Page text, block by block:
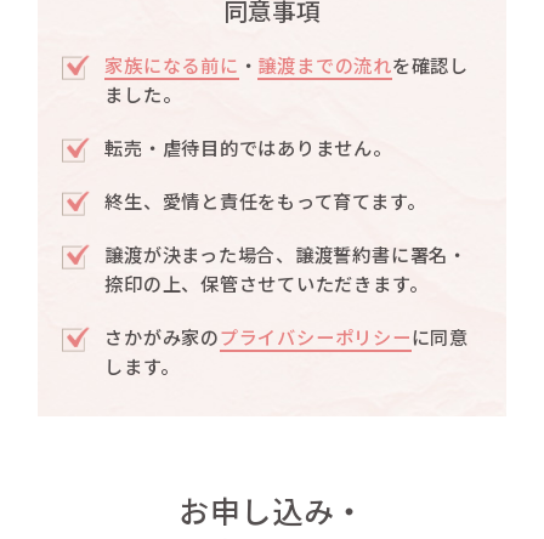
同意事項
家族になる前に ・ 譲渡までの流れを確認し
ました。
転売・虐待目的ではありません。
終生、愛情と責任をもって育てます。
譲渡が決まった場合、譲渡誓約書に署名・
捺印の上、保管させていただきます。
さかがみ家のプライバシーポリシーに同意
します。
お申し込み・